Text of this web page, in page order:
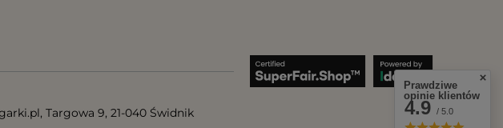
, Targowa 9, 21-040Świdnik
Prawdziwe
opinie klientów
4.9 / 5.0